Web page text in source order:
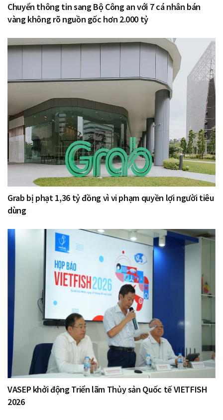
Chuyển thông tin sang Bộ Công an với 7 cá nhân bán
vàng không rõ nguồn gốc hơn 2.000 tỷ
Grab bị phạt 1,36 tỷ đồng vì vi phạm quyền lợi người tiêu
dùng
VASEP khởi động Triển lãm Thủy sản Quốc tế VIETFISH
2026